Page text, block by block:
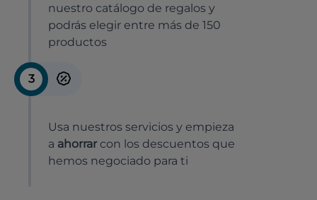
nuestro catálogo de regalos y
podrás elegir entre más de 150
productos
3
Usa nuestros servicios y empieza
a ahorrar con los descuentos que
hemos negociado para ti